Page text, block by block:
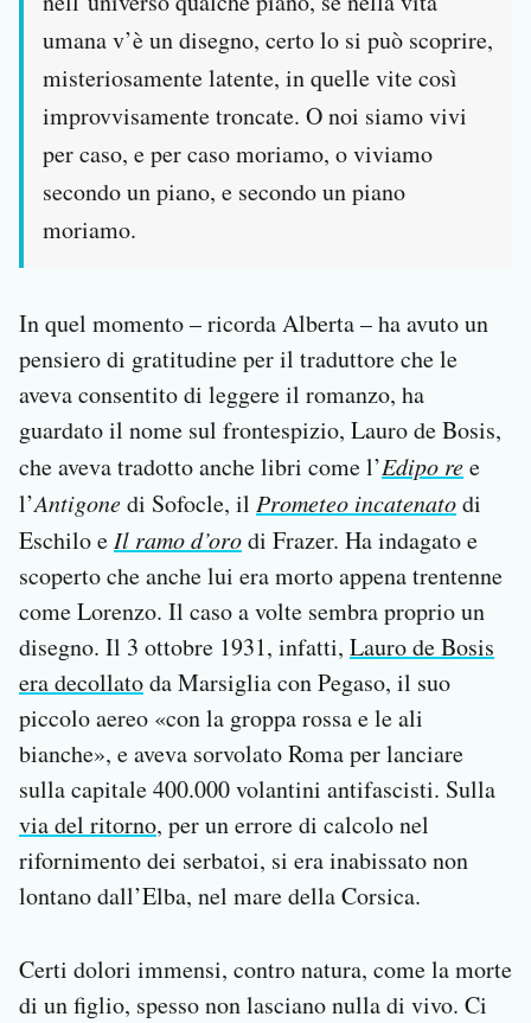
umana v’è un disegno, certo lo si può scoprire,
misteriosamente latente, in quelle vite così
improvvisamente troncate. O noi siamo vivi
per caso, e per caso moriamo, o viviamo
secondo un piano, e secondo un piano
moriamo.
In quel momento – ricorda Alberta – ha avuto un
pensiero di gratitudine per il traduttore che le
aveva consentito di leggere il romanzo, ha
guardato il nome sul frontespizio, Lauro de Bosis,
che aveva tradotto anche libri come l’Edipo ree
l’Antigonedi Sofocle, il Prometeo incatenatodi
Eschilo e Il ramo d’orodi Frazer. Ha indagato e
scoperto che anche lui era morto appena trentenne
come Lorenzo. Il caso a volte sembra proprio un
disegno. Il 3 ottobre 1931, infatti, Lauro de Bosis
era decollatoda Marsiglia con Pegaso, il suo
piccolo aereo «con la groppa rossa e le ali
bianche», e aveva sorvolato Roma per lanciare
sulla capitale 400.000 volantini antifascisti. Sulla
via del ritorno, per un errore di calcolo nel
rifornimento dei serbatoi, si era inabissato non
lontano dall’Elba, nel mare della Corsica.
Certi dolori immensi, contro natura, come la morte
di un figlio, spesso non lasciano nulla di vivo. Ci